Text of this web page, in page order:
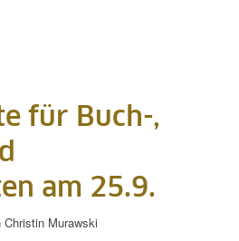
für Buch-,
am 25.9.
Christin Murawski